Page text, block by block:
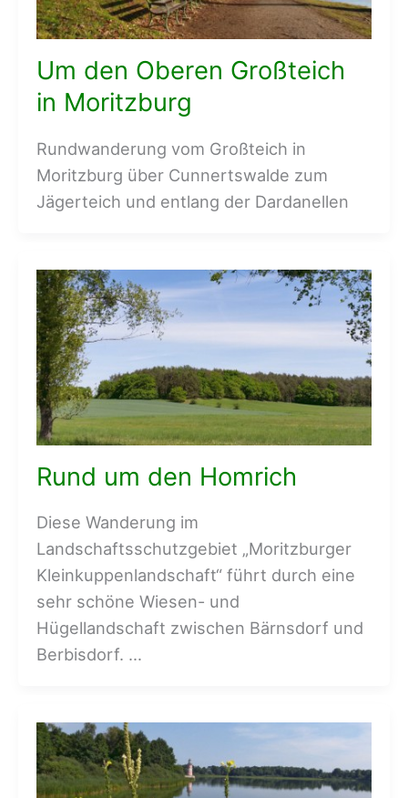
Um den Oberen Großteich
in Moritzburg
Rundwanderung vom Großteich in
Moritzburg über Cunnertswalde zum
Jägerteich und entlang der Dardanellen
Rund um den Homrich
Diese Wanderung im
Landschaftsschutzgebiet „Moritzburger
Kleinkuppenlandschaft“ führt durch eine
sehr schöne Wiesen- und
Hügellandschaft zwischen Bärnsdorf und
Berbisdorf. …